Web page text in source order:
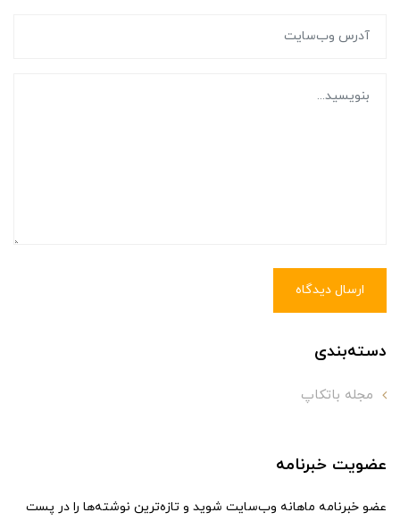
ارسال دیدگاه
دسته‌بندی
مجله باتکاپ
عضویت خبرنامه
عضو خبرنامه ماهانه وب‌سایت شوید و تازه‌ترین نوشته‌ها را در پست